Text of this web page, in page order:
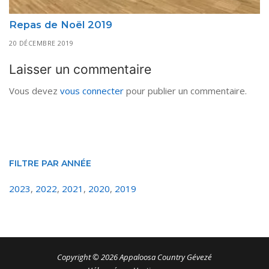
Repas de Noël 2019
20 DÉCEMBRE 2019
Laisser un commentaire
Vous devez vous connecter pour publier un commentaire.
FILTRE PAR ANNÉE
2023, 2022, 2021 , 2020, 2019
Copyright © 2026 Appaloosa Country Gévezé